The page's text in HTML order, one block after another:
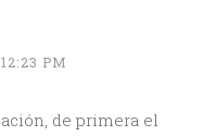
PM
de primera el